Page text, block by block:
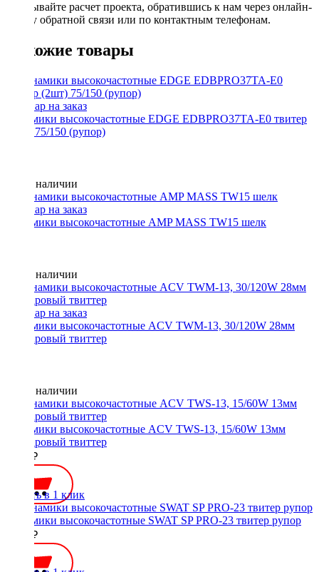
Заказывайте расчет проекта, обратившись к нам через онлайн-
форму обратной связи или по контактным телефонам.
Похожие товары
Динамики высокочастотные EDGE EDBPRO37TA-E0 твитер
(2шт) 75/150 (рупор)
Нет в наличии
Динамики высокочастотные AMP MASS TW15 шелк
Нет в наличии
Динамики высокочастотные ACV TWM-13, 30/120W 28мм
майларовый твиттер
Нет в наличии
Динамики высокочастотные ACV TWS-13, 15/60W 13мм
майларовый твиттер
1800 ₽
Купить в 1 клик
Динамики высокочастотные SWAT SP PRO-23 твитер рупор
3300 ₽